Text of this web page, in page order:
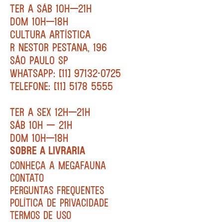
TER A SÁB 10H—21H
DOM 10H—18H
CULTURA ARTÍSTICA
R NESTOR PESTANA, 196
SÃO PAULO SP
WHATSAPP: [11] 97132-0725
TELEFONE: [11] 5178 5555
TER A SEX 12H—21H
SÁB 10H — 21H
DOM 10H—18H
SOBRE A LIVRARIA
CONHEÇA A MEGAFAUNA
CONTATO
PERGUNTAS FREQUENTES
POLÍTICA DE PRIVACIDADE
TERMOS DE USO